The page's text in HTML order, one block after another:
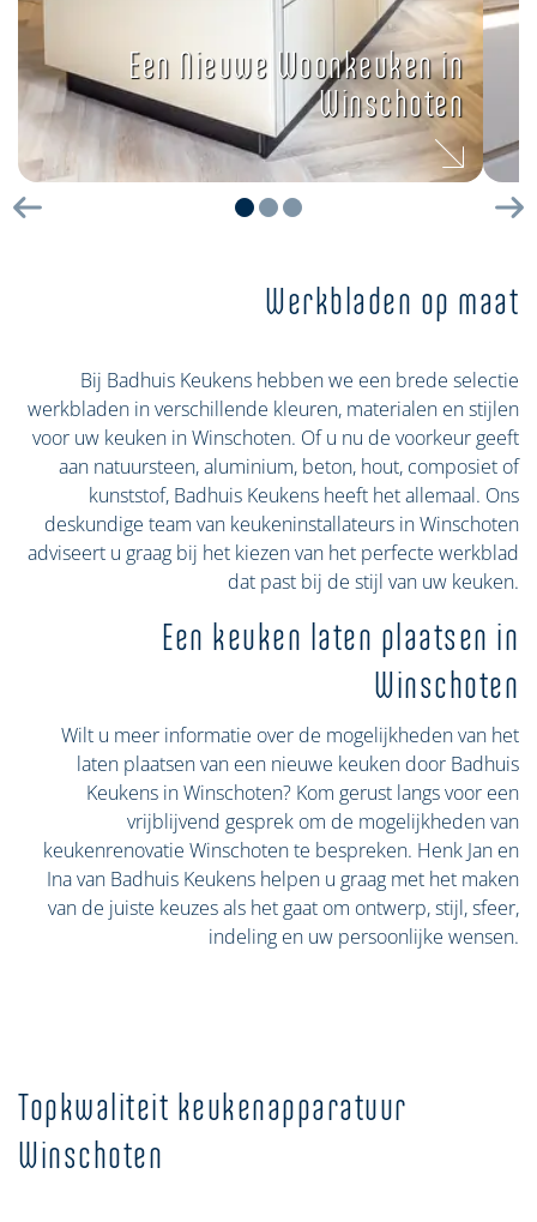
Een Nieuwe Woonkeuken in
Winschoten
Werkbladen op maat
Bij Badhuis Keukens hebben we een brede selectie
werkbladen in verschillende kleuren, materialen en stijlen
voor uw keuken in Winschoten. Of u nu de voorkeur geeft
aan natuursteen, aluminium, beton, hout, composiet of
kunststof, Badhuis Keukens heeft het allemaal. Ons
deskundige team van keukeninstallateurs in Winschoten
adviseert u graag bij het kiezen van het perfecte werkblad
dat past bij de stijl van uw keuken.
Een keuken laten plaatsen in
Winschoten
Wilt u meer informatie over de mogelijkheden van het
laten plaatsen van een nieuwe keuken door Badhuis
Keukens in Winschoten? Kom gerust langs voor een
vrijblijvend gesprek om de mogelijkheden van
keukenrenovatie Winschoten te bespreken. Henk Jan en
Ina van Badhuis Keukens helpen u graag met het maken
van de juiste keuzes als het gaat om ontwerp, stijl, sfeer,
indeling en uw persoonlijke wensen.
Topkwaliteit keukenapparatuur
Winschoten